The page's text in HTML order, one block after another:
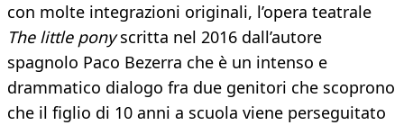
con molte integrazioni originali, l’opera teatrale
The little ponyscritta nel 2016 dall’autore
spagnolo Paco Bezerra che è un intenso e
drammatico dialogo fra due genitori che scoprono
che il figlio di 10 anni a scuola viene perseguitato